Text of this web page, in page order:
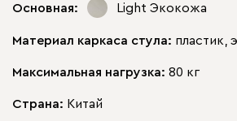
Основная: Light Экокожа
Материал каркаса стула: пластик,
Максимальная нагрузка: 80 кг
Страна: Китай